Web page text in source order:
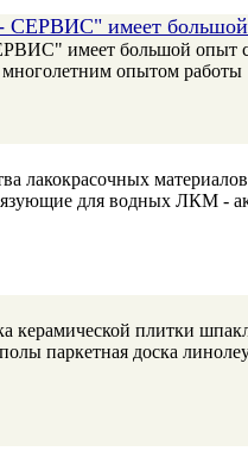
имеет большой
имеет большой опыт
опытом работы
лакокрасочных
для водных ЛКМ -
керамической плитки
паркетная доска